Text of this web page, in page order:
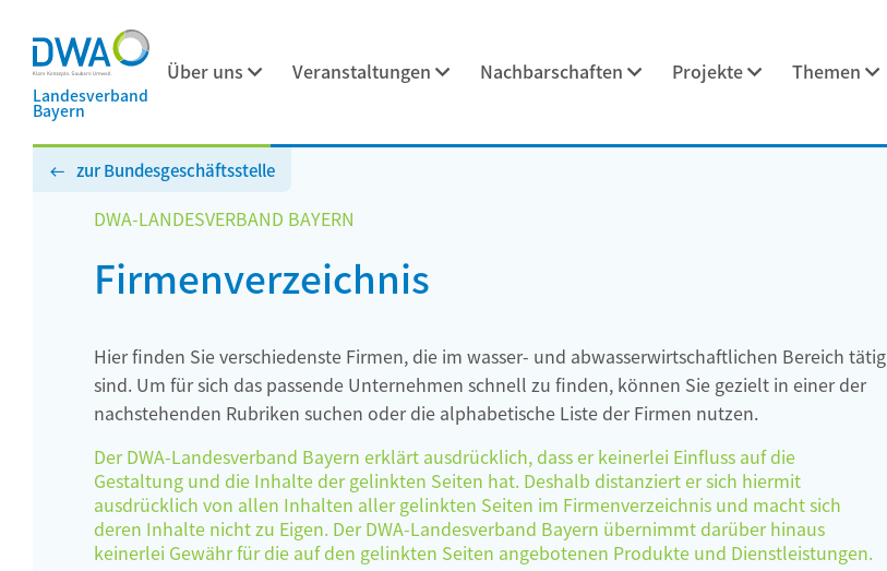
Landesverband
Bayern
Über uns Veranstaltungen Nachbarschaften Projekte Themen
zur Bundesgeschäftsstelle
DWA-LANDESVERBAND BAYERN
Firmenverzeichnis
Hier finden Sie verschiedenste Firmen, die im wasser- und abwasserwirtschaftlichen Bereich tätig
sind. Um für sich das passende Unternehmen schnell zu finden, können Sie gezielt in einer der
nachstehenden Rubriken suchen oder die alphabetische Liste der Firmen nutzen.
Der DWA-Landesverband Bayern erklärt ausdrücklich, dass er keinerlei Einfluss auf die
Gestaltung und die Inhalte der gelinkten Seiten hat. Deshalb distanziert er sich hiermit
ausdrücklich von allen Inhalten aller gelinkten Seiten im Firmenverzeichnis und macht sich
deren Inhalte nicht zu Eigen. Der DWA-Landesverband Bayern übernimmt darüber hinaus
keinerlei Gewähr für die auf den gelinkten Seiten angebotenen Produkte und Dienstleistungen.